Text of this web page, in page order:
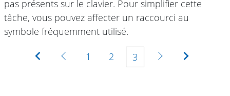
pas présents sur le clavier. Pour simplifier cette
tâche, vous pouvez affecter un raccourci au
symbole fréquemment utilisé.
PremièrePrécédente
1 2 3 Suivante